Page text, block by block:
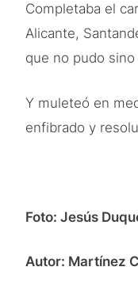
Completaba el
Alicante,
que no pudo
Y muleteó en
enfibrado y
Foto: Jesús
Autor: Martínez